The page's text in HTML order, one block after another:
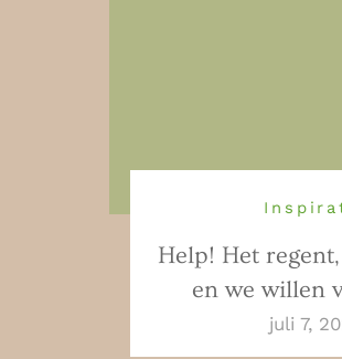
Help! Het
en we willen
juli 7,